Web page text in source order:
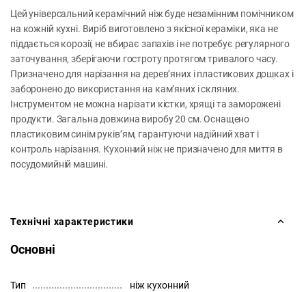
Цей універсальний керамічний ніж буде незамінним помічником
на кожній кухні. Виріб виготовлено з якісної кераміки, яка не
піддається корозії, не вбирає запахів і не потребує регулярного
заточування, зберігаючи гостроту протягом тривалого часу.
Призначено для нарізання на дерев’яних і пластикових дошках і
заборонено до використання на кам’яних і скляних.
Інструментом не можна нарізати кістки, хрящі та заморожені
продукти. Загальна довжина виробу 20 см. Оснащено
пластиковим синім руків’ям, гарантуючи надійний хват і
контроль нарізання. Кухонний ніж не призначено для миття в
посудомийній машині.
Технічні характеристики
Основні
Тип ніж кухонний